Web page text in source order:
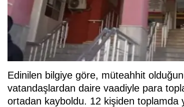
Edinilen bilgiye göre, müteahhit
vatandaşlardan daire vaadiyle para
ortadan kayboldu. 12 kişiden toplamda